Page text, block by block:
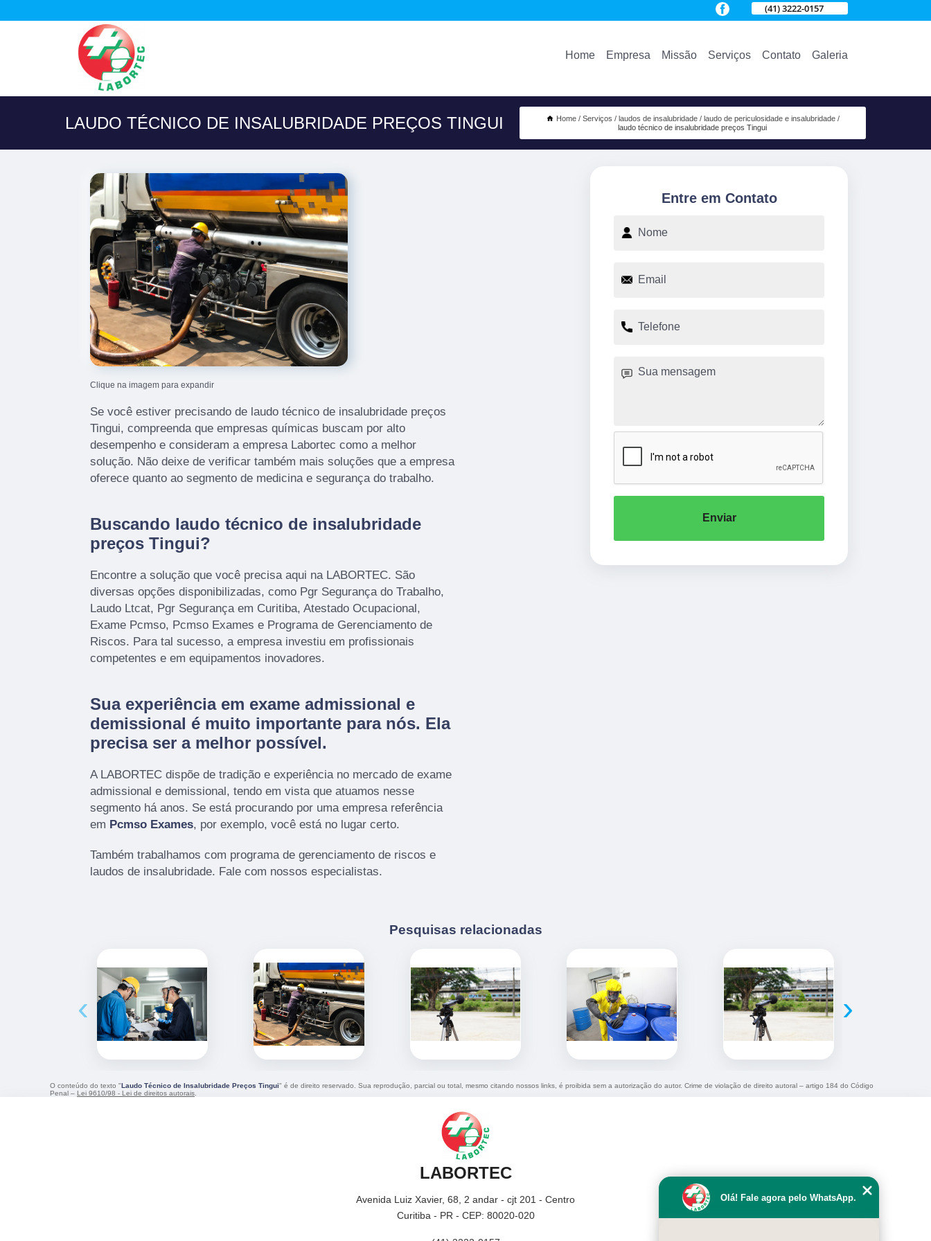
(41) 3222-0157
Home Empresa Missão Serviços Contato Galeria
LAUDO TÉCNICO DE INSALUBRIDADE PREÇOS TINGUI Home Serviços laudos de insalubridade
laudo de periculosidade e insalubridade
laudo técnico de insalubridade preços Tingui
Clique na imagem para expandir
Se você estiver precisando de laudo técnico de insalubridade preços
Tingui, compreenda que empresas químicas buscam por alto
desempenho e consideram a empresa Labortec como a melhor
solução. Não deixe de verificar também mais soluções que a empresa
oferece quanto ao segmento de medicina e segurança do trabalho.
Buscando laudo técnico de insalubridade
preços Tingui?
Encontre a solução que você precisa aqui na LABORTEC. São
diversas opções disponibilizadas, como Pgr Segurança do Trabalho,
Laudo Ltcat, Pgr Segurança em Curitiba, Atestado Ocupacional,
Exame Pcmso, Pcmso Exames e Programa de Gerenciamento de
Riscos. Para tal sucesso, a empresa investiu em profissionais
competentes e em equipamentos inovadores.
Sua experiência em exame admissional e
demissional é muito importante para nós. Ela
precisa ser a melhor possível.
A LABORTEC dispõe de tradição e experiência no mercado de exame
admissional e demissional, tendo em vista que atuamos nesse
segmento há anos. Se está procurando por uma empresa referência
em Pcmso Exames, por exemplo, você está no lugar certo.
Também trabalhamos com programa de gerenciamento de riscos e
laudos de insalubridade. Fale com nossos especialistas.
Entre em Contato
Enviar
Pesquisas relacionadas
‹ ›
O conteúdo do texto "Laudo Técnico de Insalubridade Preços Tingui" é de direito reservado. Sua reprodução, parcial ou total, mesmo citando nossos links, é proibida sem a autorização do autor. Crime de violação de direito autoral – artigo 184 do Código
Penal – Lei 9610/98 - Lei de direitos autorais
LABORTEC
Avenida Luiz Xavier, 68, 2 andar - cjt 201 - Centro
Curitiba - PR - CEP: 80020-020
Olá! Fale agora pelo WhatsApp.